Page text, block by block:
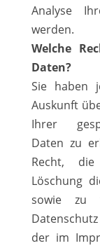
Analyse
werden.
Welche
Daten?
Sie haben
Auskunft
Ihrer
Daten zu
Recht,
Löschung
sowie zu
der im